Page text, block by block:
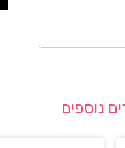
נוספים